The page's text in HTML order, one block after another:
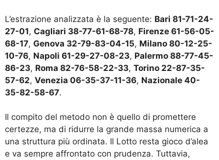
L’estrazione analizzata è la seguente: Bari 81-71-24-
27-01, Cagliari 38-77-61-68-78, Firenze 61-56-05-
68-17, Genova 32-79-83-04-15, Milano 80-12-25-
10-76, Napoli 61-29-27-08-23, Palermo 88-77-45-
86-23, Roma 82-76-58-22-33, Torino 22-87-35-
57-62, Venezia 06-35-37-11-36, Nazionale 40-
35-82-58-67.
Il compito del metodo non è quello di promettere
certezze, ma di ridurre la grande massa numerica a
una struttura più ordinata. Il Lotto resta gioco d’alea
e va sempre affrontato con prudenza. Tuttavia,